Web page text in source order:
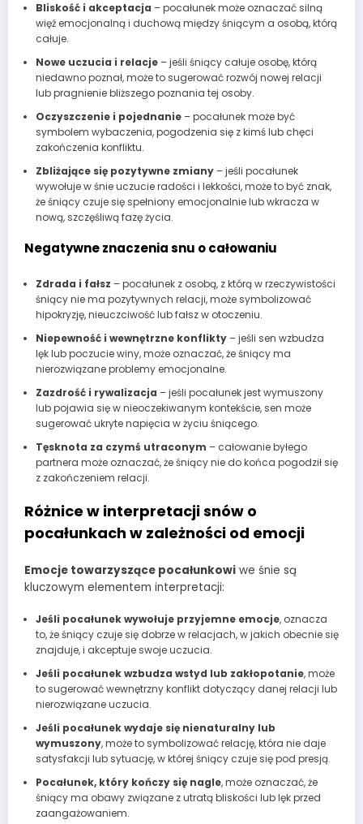
Bliskość i akceptacja – pocałunek może oznaczać silną
więź emocjonalną i duchową między śniącym a osobą, którą
całuje.
Nowe uczucia i relacje– jeśli śniący całuje osobę, którą
niedawno poznał, może to sugerować rozwój nowej relacji
lub pragnienie bliższego poznania tej osoby.
Oczyszczenie i pojednanie– pocałunek może być
symbolem wybaczenia, pogodzenia się z kimś lub chęci
zakończenia konfliktu.
Zbliżające się pozytywne zmiany– jeśli pocałunek
wywołuje w śnie uczucie radości i lekkości, może to być znak,
że śniący czuje się spełniony emocjonalnie lub wkracza w
nową, szczęśliwą fazę życia.
Negatywne znaczenia snu o całowaniu
Zdrada i fałsz – pocałunek z osobą, z którą w rzeczywistości
śniący nie ma pozytywnych relacji, może symbolizować
hipokryzję, nieuczciwość lub fałsz w otoczeniu.
Niepewność i wewnętrzne konflikty– jeśli sen wzbudza
lęk lub poczucie winy, może oznaczać, że śniący ma
nierozwiązane problemy emocjonalne.
Zazdrość i rywalizacja – jeśli pocałunek jest wymuszony
lub pojawia się w nieoczekiwanym kontekście, sen może
sugerować ukryte napięcia w życiu śniącego.
Tęsknota za czymś utraconym – całowanie byłego
partnera może oznaczać, że śniący nie do końca pogodził się
z zakończeniem relacji.
Różnice w interpretacji snów o
pocałunkach w zależności od emocji
Emocje towarzyszące pocałunkowi we śnie są
kluczowym elementem interpretacji:
Jeśli pocałunek wywołuje przyjemne emocje, oznacza
to, że śniący czuje się dobrze w relacjach, w jakich obecnie się
znajduje, i akceptuje swoje uczucia.
Jeśli pocałunek wzbudza wstyd lub zakłopotanie, może
to sugerować wewnętrzny konflikt dotyczący danej relacji lub
nierozwiązane uczucia.
Jeśli pocałunek wydaje się nienaturalny lub
wymuszony, może to symbolizować relację, która nie daje
satysfakcji lub sytuację, w której śniący czuje się pod presją.
Pocałunek, który kończy się nagle, może oznaczać, że
śniący ma obawy związane z utratą bliskości lub lęk przed
zaangażowaniem.